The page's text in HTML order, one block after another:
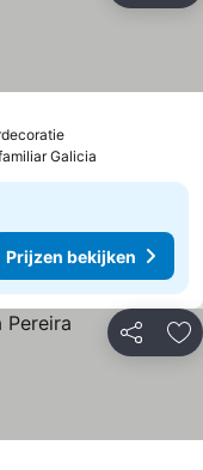
Prijzen
Galicia
Prijzen bekijken
Delen